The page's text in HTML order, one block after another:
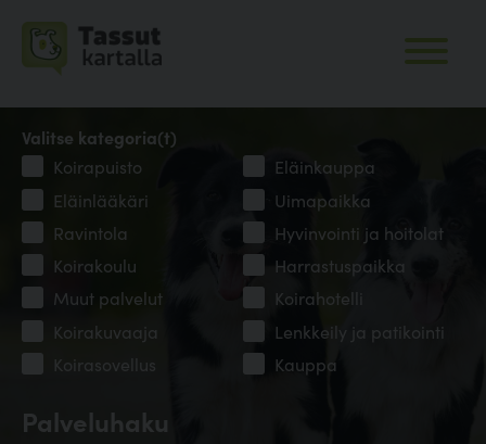
Palveluhaku
Valitse kategoria(t)
Koirapuisto
Eläinkauppa
Eläinlääkäri
Uimapaikka
Ravintola
Hyvinvointi ja hoitolat
Koirakoulu
Harrastuspaikka
Muut palvelut
Koirahotelli
Koirakuvaaja
Lenkkeily ja patikointi
Koirasovellus
Kauppa